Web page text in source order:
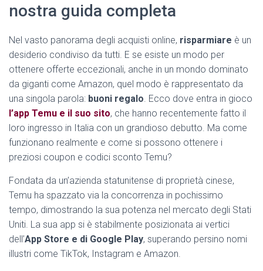
nostra guida completa
Nel vasto panorama degli acquisti online, risparmiare è un
desiderio condiviso da tutti. E se esiste un modo per
ottenere offerte eccezionali, anche in un mondo dominato
da giganti come Amazon, quel modo è rappresentato da
una singola parola: buoni regalo. Ecco dove entra in gioco
l’app Temu e il suo sito, che hanno recentemente fatto il
loro ingresso in Italia con un grandioso debutto. Ma come
funzionano realmente e come si possono ottenere i
preziosi coupon e codici sconto Temu?
Fondata da un’azienda statunitense di proprietà cinese,
Temu ha spazzato via la concorrenza in pochissimo
tempo, dimostrando la sua potenza nel mercato degli Stati
Uniti. La sua app si è stabilmente posizionata ai vertici
dell’App Store e di Google Play, superando persino nomi
illustri come TikTok, Instagram e Amazon.